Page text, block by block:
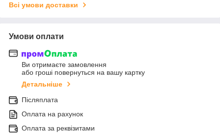
Всі умови доставки
Умови оплати
Ви отримаєте замовлення
або гроші повернуться на вашу картку
Детальніше
Післяплата
Оплата на рахунок
Оплата за реквізитами